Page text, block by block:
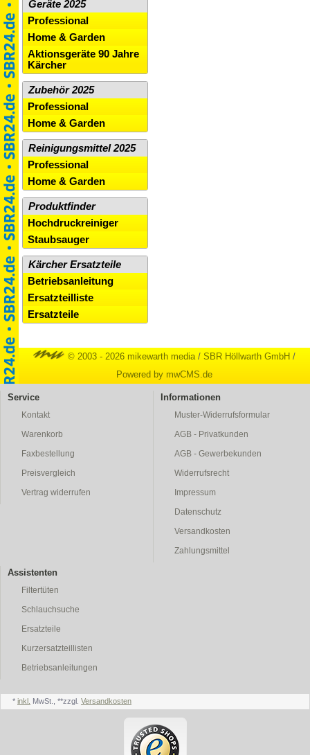
Geräte 2025
Professional
Home & Garden
Aktionsgeräte 90 Jahre
Kärcher
Zubehör 2025
Professional
Home & Garden
Reinigungsmittel 2025
Professional
Home & Garden
Produktfinder
Hochdruckreiniger
Staubsauger
Kärcher Ersatzteile
Betriebsanleitung
Ersatzteilliste
Ersatzteile
© 2003 - 2026 mikewarth media/ SBR Höllwarth GmbH /
Powered by mwCMS.de
Service
Kontakt
Warenkorb
Faxbestellung
Preisvergleich
Vertrag widerrufen
Informationen
Muster-Widerrufsformular
AGB - Privatkunden
AGB - Gewerbekunden
Widerrufsrecht
Impressum
Datenschutz
Versandkosten
Zahlungsmittel
Assistenten
Filtertüten
Schlauchsuche
Ersatzteile
Kurzersatzteillisten
Betriebsanleitungen
* inkl. MwSt., **zzgl. Versandkosten